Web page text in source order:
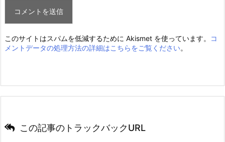
このサイトはスパムを低減するために Akismet を使っています。
コ
メントデータの処理方法の詳細はこちらをご覧ください。
この記事のトラックバックURL